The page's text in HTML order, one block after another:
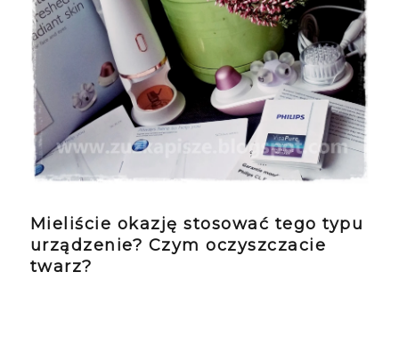
Mieliście okazję stosować tego typu
urządzenie? Czym oczyszczacie
twarz?